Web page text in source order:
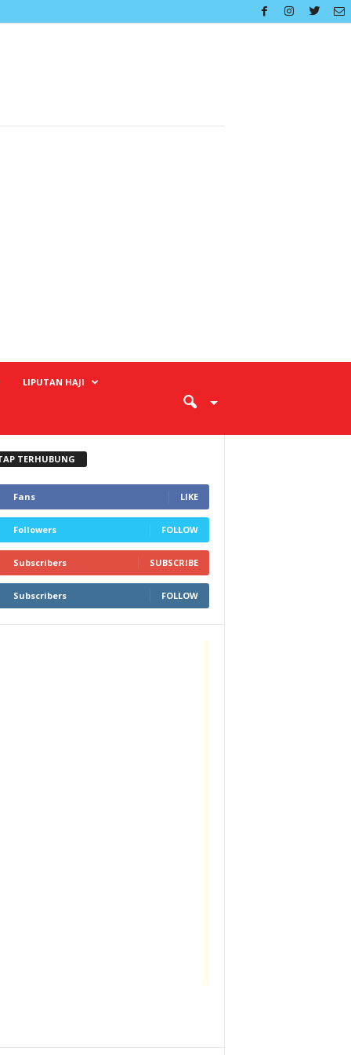
LIPUTAN HAJI
TERHUBUNG
Fans LIKE
Followers FOLLOW
Subscribers SUBSCRIBE
Subscribers FOLLOW